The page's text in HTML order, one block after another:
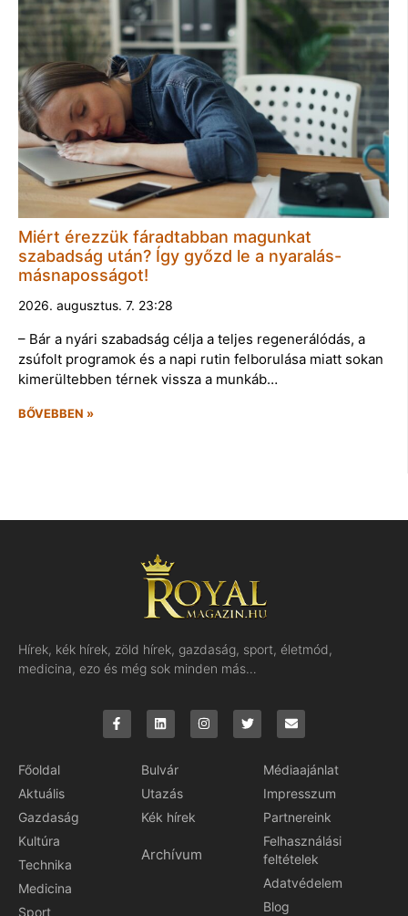
Miért érezzük fáradtabban magunkat
szabadság után? Így győzd le a nyaralás-
másnaposságot!
2026. augusztus. 7. 23:28
– Bár a nyári szabadság célja a teljes regenerálódás, a
zsúfolt programok és a napi rutin felborulása miatt sokan
kimerültebben térnek vissza a munkáb…
BŐVEBBEN »
Hírek, kék hírek, zöld hírek, gazdaság, sport, életmód,
medicina, ezo és még sok minden más…
Főoldal
Aktuális
Gazdaság
Kultúra
Technika
Medicina
Sport
Bulvár
Utazás
Kék hírek
Archívum
Médiaajánlat
Impresszum
Partnereink
Felhasználási
feltételek
Adatvédelem
Blog